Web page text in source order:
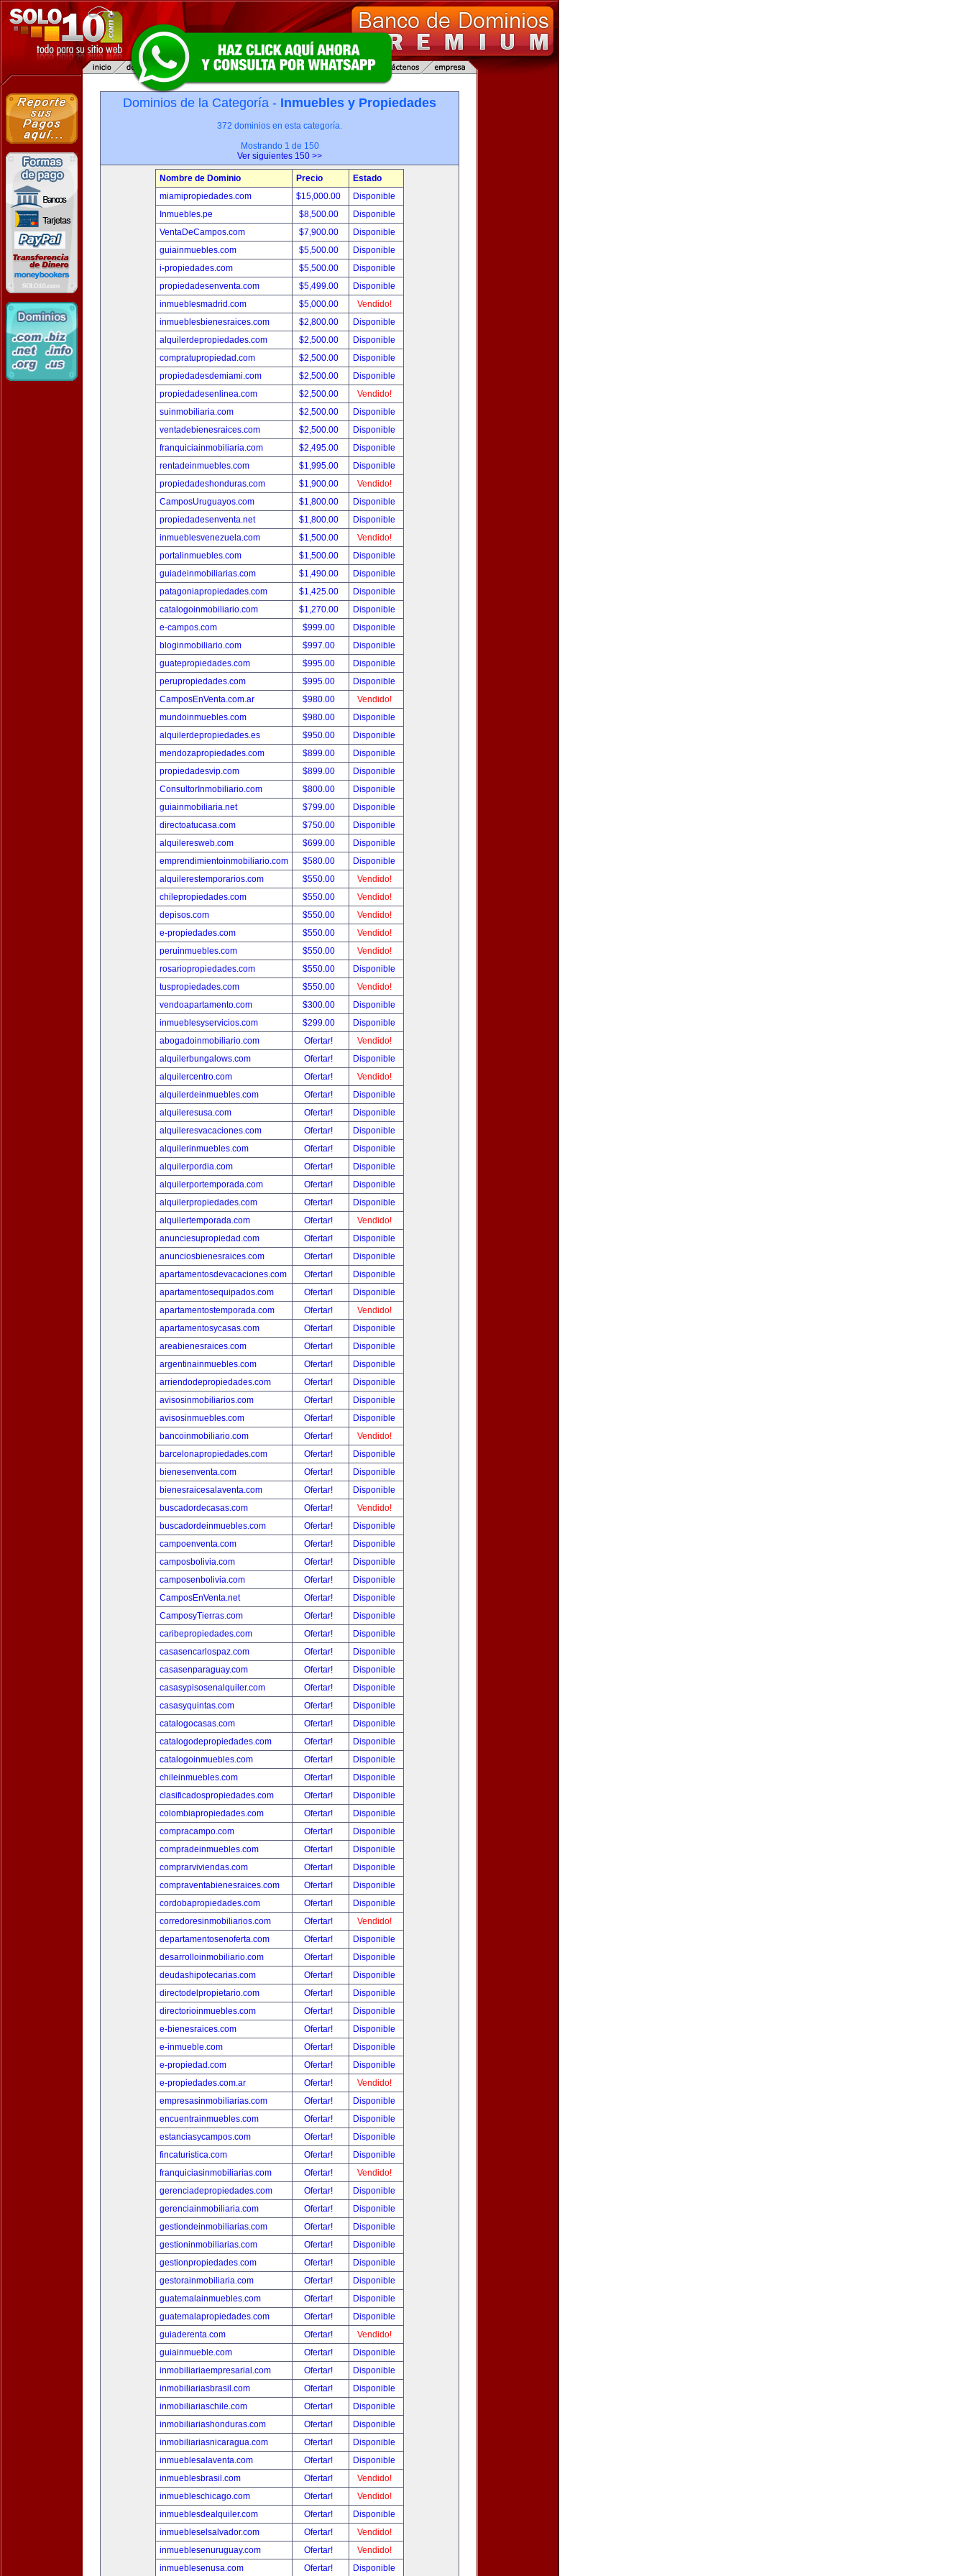
Dominios de la Categoría - Inmuebles y Propiedades
372 dominios en esta categoría.
Mostrando 1 de 150
Ver siguientes 150 >>
Nombre de Dominio Precio
Estado
miamipropiedades.com
$15,000.00
Disponible
Inmuebles.pe
$8,500.00
Disponible
VentaDeCampos.com
$7,900.00
Disponible
guiainmuebles.com
$5,500.00
Disponible
i-propiedades.com
$5,500.00
Disponible
propiedadesenventa.com
$5,499.00
Disponible
inmueblesmadrid.com
$5,000.00
Vendido!
inmueblesbienesraices.com
$2,800.00
Disponible
alquilerdepropiedades.com
$2,500.00
Disponible
compratupropiedad.com
$2,500.00
Disponible
propiedadesdemiami.com
$2,500.00
Disponible
propiedadesenlinea.com
$2,500.00
Vendido!
suinmobiliaria.com
$2,500.00
Disponible
ventadebienesraices.com
$2,500.00
Disponible
franquiciainmobiliaria.com
$2,495.00
Disponible
rentadeinmuebles.com
$1,995.00
Disponible
propiedadeshonduras.com
$1,900.00
Vendido!
CamposUruguayos.com
$1,800.00
Disponible
propiedadesenventa.net
$1,800.00
Disponible
inmueblesvenezuela.com
$1,500.00
Vendido!
portalinmuebles.com
$1,500.00
Disponible
guiadeinmobiliarias.com
$1,490.00
Disponible
patagoniapropiedades.com
$1,425.00
Disponible
catalogoinmobiliario.com
$1,270.00
Disponible
e-campos.com
$999.00
Disponible
bloginmobiliario.com
$997.00
Disponible
guatepropiedades.com
$995.00
Disponible
perupropiedades.com
$995.00
Disponible
CamposEnVenta.com.ar
$980.00
Vendido!
mundoinmuebles.com
$980.00
Disponible
alquilerdepropiedades.es
$950.00
Disponible
mendozapropiedades.com
$899.00
Disponible
propiedadesvip.com
$899.00
Disponible
ConsultorInmobiliario.com
$800.00
Disponible
guiainmobiliaria.net
$799.00
Disponible
directoatucasa.com
$750.00
Disponible
alquileresweb.com
$699.00
Disponible
emprendimientoinmobiliario.com
$580.00
Disponible
alquilerestemporarios.com
$550.00
Vendido!
chilepropiedades.com
$550.00
Vendido!
depisos.com
$550.00
Vendido!
e-propiedades.com
$550.00
Vendido!
peruinmuebles.com
$550.00
Vendido!
rosariopropiedades.com
$550.00
Disponible
tuspropiedades.com
$550.00
Vendido!
vendoapartamento.com
$300.00
Disponible
inmueblesyservicios.com
$299.00
Disponible
abogadoinmobiliario.com
Ofertar!
Vendido!
alquilerbungalows.com
Ofertar!
Disponible
alquilercentro.com
Ofertar!
Vendido!
alquilerdeinmuebles.com
Ofertar!
Disponible
alquileresusa.com
Ofertar!
Disponible
alquileresvacaciones.com
Ofertar!
Disponible
alquilerinmuebles.com
Ofertar!
Disponible
alquilerpordia.com
Ofertar!
Disponible
alquilerportemporada.com
Ofertar!
Disponible
alquilerpropiedades.com
Ofertar!
Disponible
alquilertemporada.com
Ofertar!
Vendido!
anunciesupropiedad.com
Ofertar!
Disponible
anunciosbienesraices.com
Ofertar!
Disponible
apartamentosdevacaciones.com
Ofertar!
Disponible
apartamentosequipados.com
Ofertar!
Disponible
apartamentostemporada.com
Ofertar!
Vendido!
apartamentosycasas.com
Ofertar!
Disponible
areabienesraices.com
Ofertar!
Disponible
argentinainmuebles.com
Ofertar!
Disponible
arriendodepropiedades.com
Ofertar!
Disponible
avisosinmobiliarios.com
Ofertar!
Disponible
avisosinmuebles.com
Ofertar!
Disponible
bancoinmobiliario.com
Ofertar!
Vendido!
barcelonapropiedades.com
Ofertar!
Disponible
bienesenventa.com
Ofertar!
Disponible
bienesraicesalaventa.com
Ofertar!
Disponible
buscadordecasas.com
Ofertar!
Vendido!
buscadordeinmuebles.com
Ofertar!
Disponible
campoenventa.com
Ofertar!
Disponible
camposbolivia.com
Ofertar!
Disponible
camposenbolivia.com
Ofertar!
Disponible
CamposEnVenta.net
Ofertar!
Disponible
CamposyTierras.com
Ofertar!
Disponible
caribepropiedades.com
Ofertar!
Disponible
casasencarlospaz.com
Ofertar!
Disponible
casasenparaguay.com
Ofertar!
Disponible
casasypisosenalquiler.com
Ofertar!
Disponible
casasyquintas.com
Ofertar!
Disponible
catalogocasas.com
Ofertar!
Disponible
catalogodepropiedades.com
Ofertar!
Disponible
catalogoinmuebles.com
Ofertar!
Disponible
chileinmuebles.com
Ofertar!
Disponible
clasificadospropiedades.com
Ofertar!
Disponible
colombiapropiedades.com
Ofertar!
Disponible
compracampo.com
Ofertar!
Disponible
compradeinmuebles.com
Ofertar!
Disponible
comprarviviendas.com
Ofertar!
Disponible
compraventabienesraices.com
Ofertar!
Disponible
cordobapropiedades.com
Ofertar!
Disponible
corredoresinmobiliarios.com
Ofertar!
Vendido!
departamentosenoferta.com
Ofertar!
Disponible
desarrolloinmobiliario.com
Ofertar!
Disponible
deudashipotecarias.com
Ofertar!
Disponible
directodelpropietario.com
Ofertar!
Disponible
directorioinmuebles.com
Ofertar!
Disponible
e-bienesraices.com
Ofertar!
Disponible
e-inmueble.com
Ofertar!
Disponible
e-propiedad.com
Ofertar!
Disponible
e-propiedades.com.ar
Ofertar!
Vendido!
empresasinmobiliarias.com
Ofertar!
Disponible
encuentrainmuebles.com
Ofertar!
Disponible
estanciasycampos.com
Ofertar!
Disponible
fincaturistica.com
Ofertar!
Disponible
franquiciasinmobiliarias.com
Ofertar!
Vendido!
gerenciadepropiedades.com
Ofertar!
Disponible
gerenciainmobiliaria.com
Ofertar!
Disponible
gestiondeinmobiliarias.com
Ofertar!
Disponible
gestioninmobiliarias.com
Ofertar!
Disponible
gestionpropiedades.com
Ofertar!
Disponible
gestorainmobiliaria.com
Ofertar!
Disponible
guatemalainmuebles.com
Ofertar!
Disponible
guatemalapropiedades.com
Ofertar!
Disponible
guiaderenta.com
Ofertar!
Vendido!
guiainmueble.com
Ofertar!
Disponible
inmobiliariaempresarial.com
Ofertar!
Disponible
inmobiliariasbrasil.com
Ofertar!
Disponible
inmobiliariaschile.com
Ofertar!
Disponible
inmobiliariashonduras.com
Ofertar!
Disponible
inmobiliariasnicaragua.com
Ofertar!
Disponible
inmueblesalaventa.com
Ofertar!
Disponible
inmueblesbrasil.com
Ofertar!
Vendido!
inmuebleschicago.com
Ofertar!
Vendido!
inmueblesdealquiler.com
Ofertar!
Disponible
inmuebleselsalvador.com
Ofertar!
Vendido!
inmueblesenuruguay.com
Ofertar!
Vendido!
inmueblesenusa.com
Ofertar! Disponible